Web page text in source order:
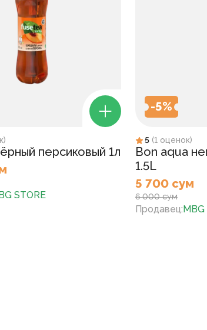
)
персиковый 1л
STORE
-5%
5 (1 оценок)
Bon aqua
1.5L
5 700 сум
6 000 сум
Продавец:MBG